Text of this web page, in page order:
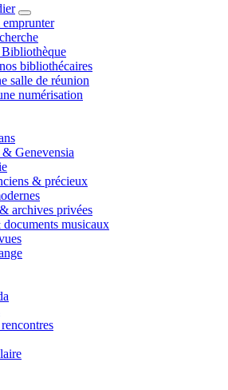
bibliothécaires
salle de réunion
numérisation
Genevensia
& précieux
archives privées
musicaux